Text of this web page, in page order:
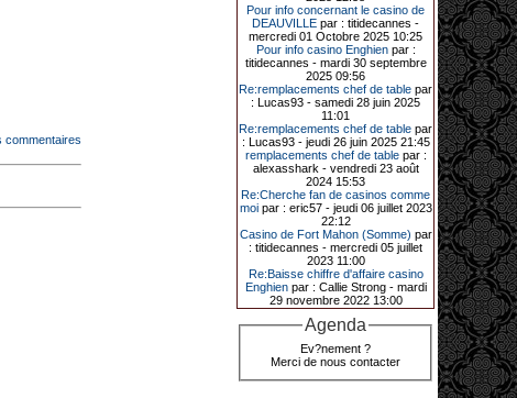
commentaires
mars dernier. Quelque 111 322
euros ont été remportés sur la table
d’Ultimate Texas Hold’em Poker,
grâce à une mise de 5 euros sur la
case bonus et une quinte flush
royale. Ces gains ont été annoncés
dans un communiqué diffusé par le
casino ce lundi 30 mars en soirée.
11-01-2026|
Dimanche 11 janvier, en soirée, une
cliente retraitée de 78 ans, habitant
Trémuson, a eu l’énorme surprise
de décrocher un méga jackpot.
Elle n’a misé que 88 centimes sur
une machine à sous et a remporté
4_ 239 €?!
10-01-2026|
Au « Kasino » de Fréhel, une
vacancière a décroché le jackpot
Pour info concernant le casino de
DEAUVILLE par : titidecannes -
mercredi 01 Octobre 2025 10:25
Pour info casino Enghienpar :
titidecannes - mardi 30 septembre
2025 09:56
Re:remplacements chef de table par
: Lucas93 - samedi 28 juin 2025
11:01
Re:remplacements chef de table par
: Lucas93 - jeudi 26 juin 2025 21:45
remplacements chef de tablepar :
alexasshark - vendredi 23 août
2024 15:53
Re:Cherche fan de casinos comme
moipar : eric57 - jeudi 06 juillet 2023
22:12
Casino de Fort Mahon (Somme) par
: titidecannes - mercredi 05 juillet
2023 11:00
Re:Baisse chiffre d'affaire casino
Enghienpar : Callie Strong - mardi
29 novembre 2022 13:00
Agenda
Ev?nement ?
Merci de nous contacter